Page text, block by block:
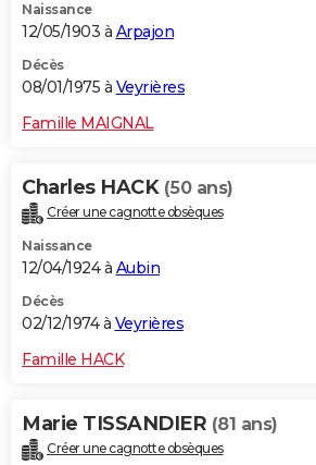
Naissance
12/05/1903 à Arpajon
Décès
08/01/1975 à Veyrières
Famille MAIGNAL
Charles HACK (50 ans)
Créer une cagnotte obsèques
Naissance
12/04/1924 à Aubin
Décès
02/12/1974 à Veyrières
Famille HACK
Marie TISSANDIER (81 ans)
Créer une cagnotte obsèques